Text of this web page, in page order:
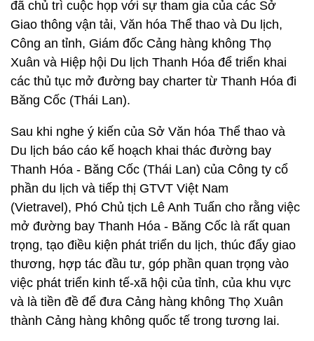
đã chủ trì cuộc họp với sự tham gia của các Sở
Giao thông vận tải, Văn hóa Thể thao và Du lịch,
Công an tỉnh, Giám đốc Cảng hàng không Thọ
Xuân và Hiệp hội Du lịch Thanh Hóa để triển khai
các thủ tục mở đường bay charter từ Thanh Hóa đi
Băng Cốc (Thái Lan).
Sau khi nghe ý kiến của Sở Văn hóa Thể thao và
Du lịch báo cáo kế hoạch khai thác đường bay
Thanh Hóa - Băng Cốc (Thái Lan) của Công ty cổ
phần du lịch và tiếp thị GTVT Việt Nam
(Vietravel), Phó Chủ tịch Lê Anh Tuấn cho rằng việc
mở đường bay Thanh Hóa - Băng Cốc là rất quan
trọng, tạo điều kiện phát triển du lịch, thúc đẩy giao
thương, hợp tác đầu tư, góp phần quan trọng vào
việc phát triển kinh tế-xã hội của tỉnh, của khu vực
và là tiền đề để đưa Cảng hàng không Thọ Xuân
thành Cảng hàng không quốc tế trong tương lai.